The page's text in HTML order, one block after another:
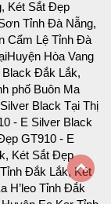
back